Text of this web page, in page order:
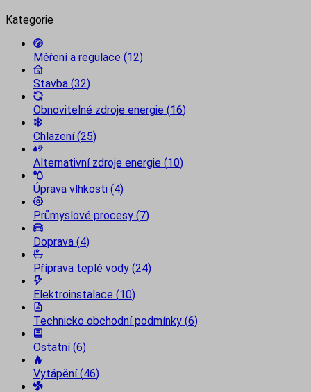
Kategorie
Měření a regulace (12)
Stavba (32)
Obnovitelné zdroje energie (16)
Chlazení (25)
Alternativní zdroje energie (10)
Úprava vlhkosti (4)
Průmyslové procesy (7)
Doprava (4)
Příprava teplé vody (24)
Elektroinstalace (10)
Technicko obchodní podmínky (6)
Ostatní (6)
Vytápění (46)